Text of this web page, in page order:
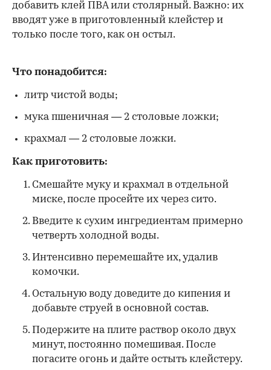
добавить клей ПВА или столярный. Важно: их
вводят уже в приготовленный клейстер и
только после того, как он остыл.
Что понадобится:
литр чистой воды;
мука пшеничная — 2 столовые ложки;
крахмал — 2 столовые ложки.
Как приготовить:
Смешайте муку и крахмал в отдельной
миске, после просейте их через сито.
Введите к сухим ингредиентам примерно
четверть холодной воды.
Интенсивно перемешайте их, удалив
комочки.
Остальную воду доведите до кипения и
добавьте струей в основной состав.
Подержите на плите раствор около двух
минут, постоянно помешивая. После
погасите огонь и дайте остыть клейстеру.